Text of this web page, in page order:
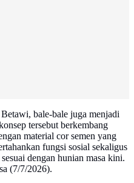
bale-bale juga menjadi
tersebut berkembang
material cor semen yang
fungsi sosial sekaligus
dengan hunian masa kini.
(7/7/2026).